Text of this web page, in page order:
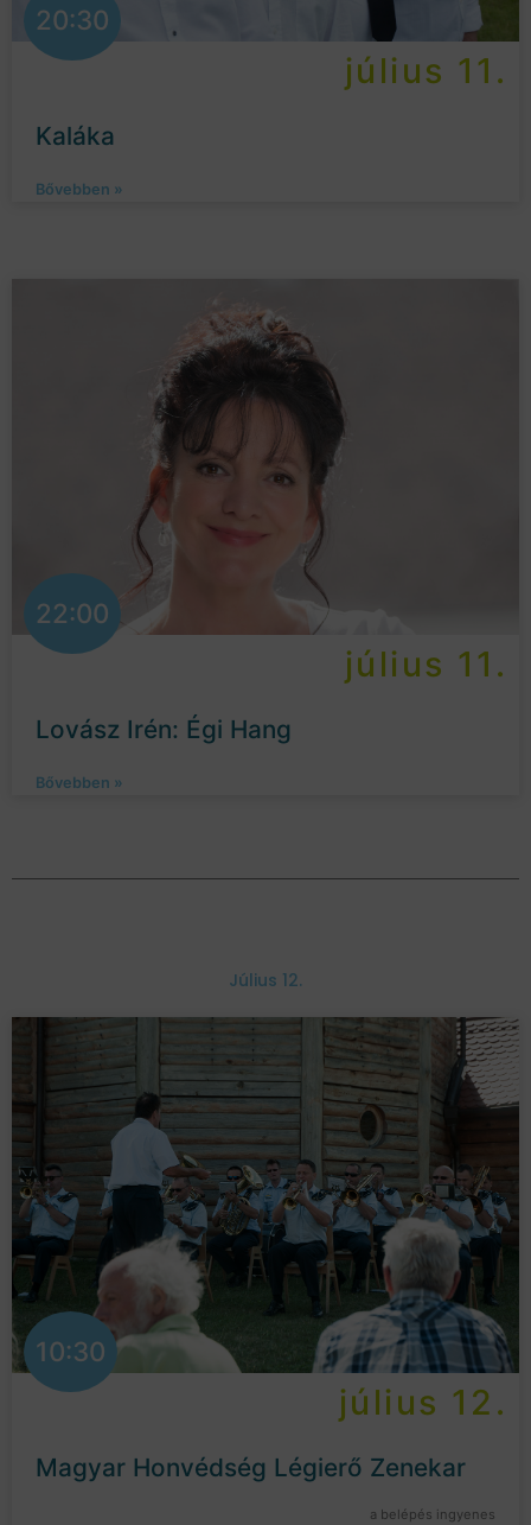
20:30
július 11.
Kaláka
Bővebben »
22:00
július 11.
Lovász Irén: Égi Hang
Bővebben »
Július 12.
10:30
július 12.
Magyar Honvédség Légierő Zenekar
a belépés ingyenes